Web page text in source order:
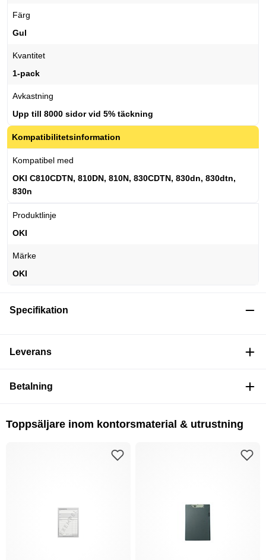
Färg
Gul
Kvantitet
1-pack
Avkastning
Upp till 8000 sidor vid 5% täckning
Kompatibilitetsinformation
Kompatibel med
OKI C810CDTN, 810DN, 810N, 830CDTN, 830dn, 830dtn,
830n
Produktlinje
OKI
Märke
OKI
Specifikation
Leverans
Betalning
Toppsäljare inom kontorsmaterial & utrustning